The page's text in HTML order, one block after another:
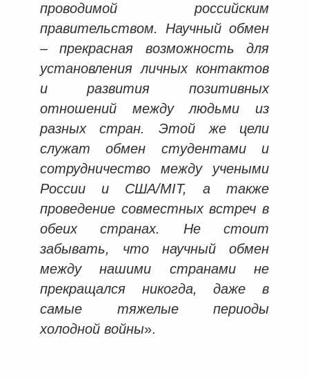
проводимой российским
правительством. Научный обмен
‒ прекрасная возможность для
установления личных контактов
и развития позитивных
отношений между людьми из
разных стран. Этой же цели
служат обмен студентами и
сотрудничество между учеными
России и США/MIT, а также
проведение совместных встреч в
обеих странах. Не стоит
забывать, что научный обмен
между нашими странами не
прекращался никогда, даже в
самые тяжелые периоды
холодной войны».